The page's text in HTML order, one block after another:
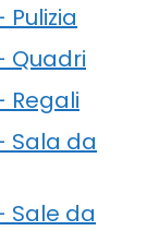
Quadri
Regali
Sala da
Sale da